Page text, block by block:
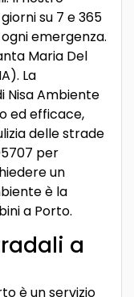
su 7 e 365
emergenza.
Maria Del
La
Nisa Ambiente
ed efficace,
delle strade
per
un
è la
a Porto.
a
è un servizio